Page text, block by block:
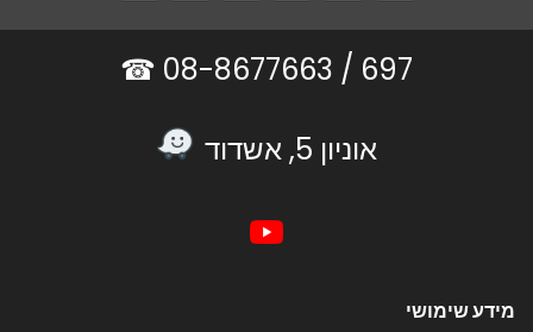
697 /
אוניון 5, אשדוד
מידע שימושי